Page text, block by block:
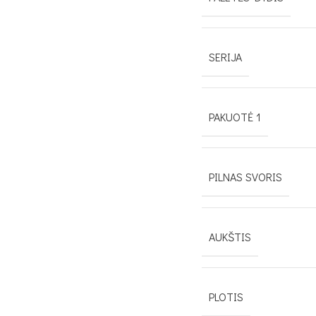
SERIJA
PAKUOTĖ 1
PILNAS SVORIS
AUKŠTIS
PLOTIS